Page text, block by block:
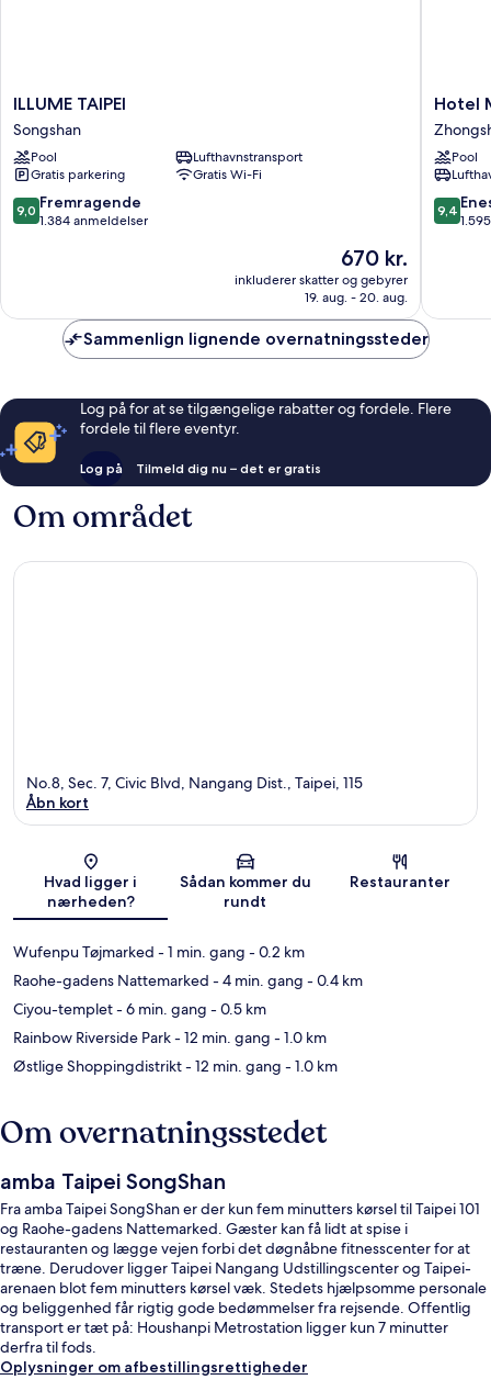
ILLUME
TAIPEI
Songshan
ILLUME TAIPEI
Songshan
Pool
Lufthavnstransport
Gratis parkering
Gratis Wi-Fi
9.0
ud
anmeldelser
9,0 Fremragende
1.384 anmeldelser
Prisen
670 kr.
670 kr.
inkluderer skatter og gebyrer
19. aug. - 20. aug.
Hotel
Premier
Taipei
Hotel
Pool
9.4
ud
9,4
Sammenlign lignende overnatningssteder
Log på for at se tilgængelige rabatter og fordele. Flere
fordele til flere eventyr.
Log på Tilmeld dig nu – det er gratis
Om området
Kort
No.8, Sec. 7, Civic Blvd, Nangang Dist., Taipei, 115
Åbn kort
Hvad ligger i
nærheden?
Sådan kommer du
rundt
Restauranter
Wufenpu Tøjmarked - 1 min. gang - 0.2 km
Raohe-gadens Nattemarked - 4 min. gang - 0.4 km
Ciyou-templet- 6 min. gang - 0.5 km
Rainbow Riverside Park- 12 min. gang - 1.0 km
Østlige Shoppingdistrikt- 12 min. gang - 1.0 km
Om overnatningsstedet
amba Taipei SongShan
Fra amba Taipei SongShan er der kun fem minutters kørsel til Taipei 101
og Raohe-gadens Nattemarked. Gæster kan få lidt at spise i
restauranten og lægge vejen forbi det døgnåbne fitnesscenter for at
træne. Derudover ligger Taipei Nangang Udstillingscenter og Taipei-
arenaen blot fem minutters kørsel væk. Stedets hjælpsomme personale
og beliggenhed får rigtig gode bedømmelser fra rejsende. Offentlig
transport er tæt på: Houshanpi Metrostation ligger kun 7 minutter
derfra til fods.
Oplysninger om afbestillingsrettigheder